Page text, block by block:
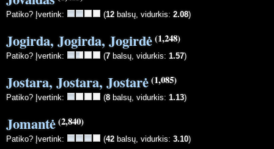
Patiko? Įvertink: (12 balsų, vidurkis: 2.08)
Jogirda, Jogirda, Jogirdė(1,248)
Patiko? Įvertink: (7 balsų, vidurkis: 1.57)
Jostara, Jostara, Jostarė(1,085)
Patiko? Įvertink: (8 balsų, vidurkis: 1.13)
Jomantė(2,840)
Patiko? Įvertink: (42 balsų, vidurkis: 3.10)